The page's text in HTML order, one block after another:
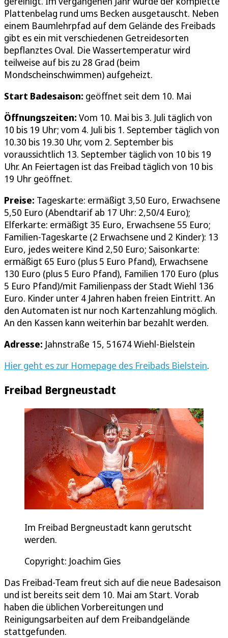
Plattenbelag rund ums Becken ausgetauscht. Neben
einem Baumlehrpfad auf dem Gelände des Freibads
gibt es ein mit verschiedenen Getreidesorten
bepflanztes Oval. Die Wassertemperatur wird
teilweise auf bis zu 28 Grad (beim
Mondscheinschwimmen) aufgeheizt.
Start Badesaison: geöffnet seit dem 10. Mai
Öffnungszeiten: Vom 10. Mai bis 3. Juli täglich von
10 bis 19 Uhr; vom 4. Juli bis 1. September täglich von
10.30 bis 19.30 Uhr, vom 2. September bis
voraussichtlich 13. September täglich von 10 bis 19
Uhr. An Feiertagen ist das Freibad täglich von 10 bis
19 Uhr geöffnet.
Preise: Tageskarte: ermäßigt 3,50 Euro, Erwachsene
5,50 Euro (Abendtarif ab 17 Uhr: 2,50/4 Euro);
Elferkarte: ermäßigt 35 Euro, Erwachsene 55 Euro;
Familien-Tageskarte (2 Erwachsene und 2 Kinder): 13
Euro, jedes weitere Kind 2,50 Euro; Saisonkarte:
ermäßigt 65 Euro (plus 5 Euro Pfand), Erwachsene
130 Euro (plus 5 Euro Pfand), Familien 170 Euro (plus
5 Euro Pfand)/mit Familienpass der Stadt Wiehl 136
Euro. Kinder unter 4 Jahren haben freien Eintritt. An
den Automaten ist nur noch Kartenzahlung möglich.
An den Kassen kann weiterhin bar bezahlt werden.
Adresse: Jahnstraße 15, 51674 Wiehl-Bielstein
Hier geht es zur Homepage des Freibads Bielstein.
Freibad Bergneustadt
Im Freibad Bergneustadt kann gerutscht
werden.
Copyright: Joachim Gies
Das Freibad-Team freut sich auf die neue Badesaison
und ist bereits seit dem 10. Mai am Start. Vorab
haben die üblichen Vorbereitungen und
Reinigungsarbeiten auf dem Freibandgelände
stattgefunden.